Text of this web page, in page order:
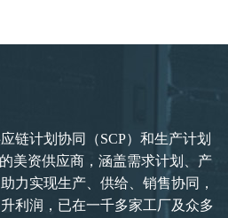
链计划协同（SCP）和生产计划
美资供应商，涵盖需求计划、产
力实现生产、供给、销售协同，
利润，已在一千多家工厂及众多